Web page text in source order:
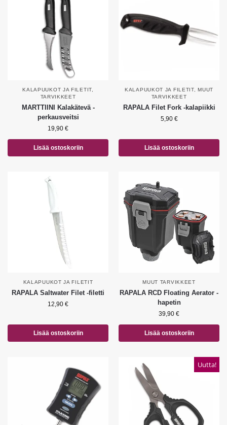
KALAPUUKOT JA FILETIT
TARVIKKEET
MARTTIINI Kalakätevä -
perkausveitsi
19,90 €
Lisää ostoskoriin
KALAPUUKOT JA FILETIT,MUUT
TARVIKKEET
RAPALA Filet Fork -kalapiikki
5,90 €
Lisää ostoskoriin
KALAPUUKOT JA FILETIT
RAPALA Saltwater Filet -filetti
12,90 €
Lisää ostoskoriin
MUUT TARVIKKEET
RAPALA RCD Floating Aerator -
hapetin
39,90 €
Lisää ostoskoriin
Uutta!